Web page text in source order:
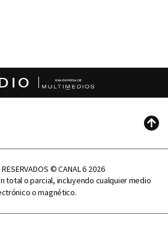
RESERVADOS © CANAL 6 2026
total o parcial, incluyendo cualquier medio
o magnético.